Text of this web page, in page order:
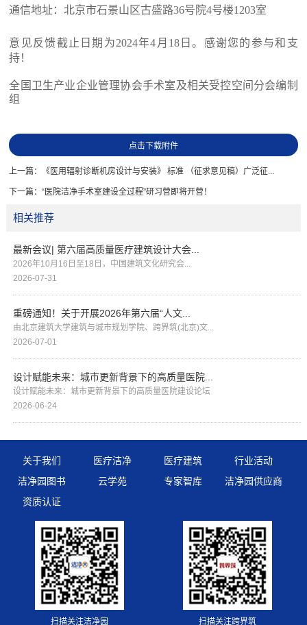
通信地址：北京市石景山区古盛路36号院4号楼1203室
意见反馈截止日期为2024年4月18日。 感谢您的参与和支
持！
全国卫生产业企业管理协会手术室及相关受控空间分会编制
组
点击下载附件
上一篇： 《医用辐射诊断机房设计与安装》 标准 （征求意见稿）广泛征...
下一篇：“医院洁净手术室建设全过程”研习营即将开营！
相关推荐
最新会议| 第六届高质量医疗建筑设计大会...
2026年10月16日至18日，中国建筑文化研究会...
2026-07-31
重磅通知！关于开展2026年第六届“人文...
由北京建筑大学建筑与城市规划学院、跨界筑(北京)文...
2026-07-01
设计赋能未来：城市更新背景下的高质量医院...
设计赋能未来：城市更新背景下的高质量医院建设论坛
2026-06-24
关于我们 医疗洁净 医疗建筑
行业活动
洁净园图书
云学苑 专家智库
洁净园供应商
资质认证
扫描关注洁净园 扫描关注跨界筑